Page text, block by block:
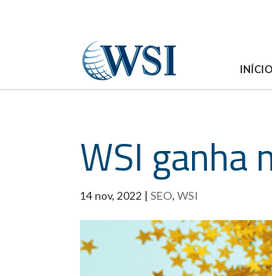
INÍCIO
WSI ganha
14 nov, 2022 | SEO, WSI